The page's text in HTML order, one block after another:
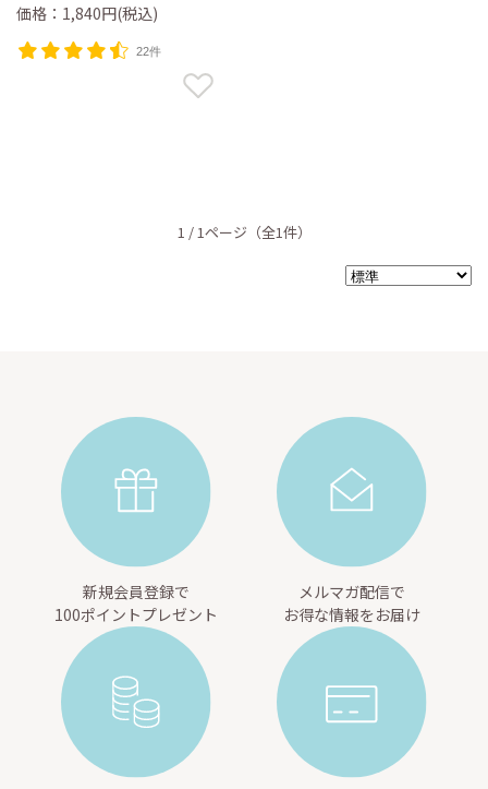
価格：1,840円(税込)
22件
1 / 1ページ （全1件）
新規会員登録で
100ポイントプレゼント
メルマガ配信で
お得な情報をお届け